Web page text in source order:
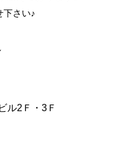
下さい♪
ル2Ｆ・3Ｆ